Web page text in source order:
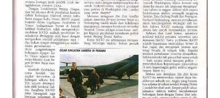
Rekening
Reseller